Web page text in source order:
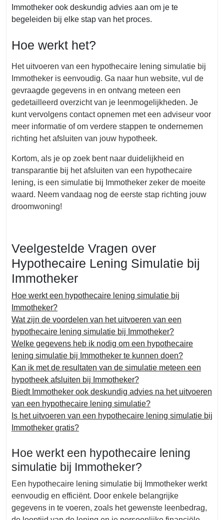
Immotheker ook deskundig advies aan om je te
begeleiden bij elke stap van het proces.
Hoe werkt het?
Het uitvoeren van een hypothecaire lening simulatie bij
Immotheker is eenvoudig. Ga naar hun website, vul de
gevraagde gegevens in en ontvang meteen een
gedetailleerd overzicht van je leenmogelijkheden. Je
kunt vervolgens contact opnemen met een adviseur voor
meer informatie of om verdere stappen te ondernemen
richting het afsluiten van jouw hypotheek.
Kortom, als je op zoek bent naar duidelijkheid en
transparantie bij het afsluiten van een hypothecaire
lening, is een simulatie bij Immotheker zeker de moeite
waard. Neem vandaag nog de eerste stap richting jouw
droomwoning!
Veelgestelde Vragen over
Hypothecaire Lening Simulatie bij
Immotheker
Hoe werkt een hypothecaire lening simulatie bij
Immotheker?
Wat zijn de voordelen van het uitvoeren van een
hypothecaire lening simulatie bij Immotheker?
Welke gegevens heb ik nodig om een hypothecaire
lening simulatie bij Immotheker te kunnen doen?
Kan ik met de resultaten van de simulatie meteen een
hypotheek afsluiten bij Immotheker?
Biedt Immotheker ook deskundig advies na het uitvoeren
van een hypothecaire lening simulatie?
Is het uitvoeren van een hypothecaire lening simulatie bij
Immotheker gratis?
Hoe werkt een hypothecaire lening
simulatie bij Immotheker?
Een hypothecaire lening simulatie bij Immotheker werkt
eenvoudig en efficiënt. Door enkele belangrijke
gegevens in te voeren, zoals het gewenste leenbedrag,